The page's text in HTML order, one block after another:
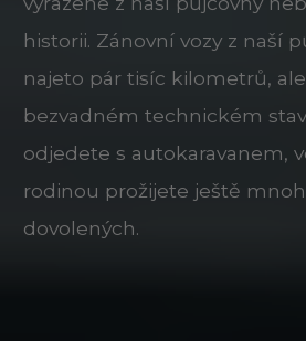
historii. Zánovní vozy z naší
najeto pár tisíc kilometrů,
bezvadném technickém
odjedete s autokaravanem,
rodinou prožijete ještě
dovolených.